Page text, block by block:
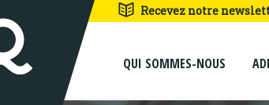
Recevez notre
QUI SOMMES-NOUS